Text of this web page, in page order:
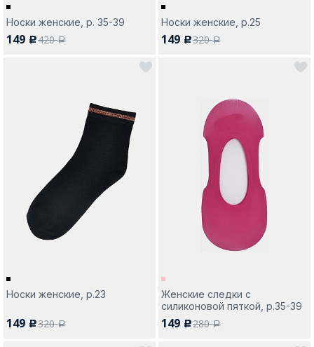
Да, все верно Изменить город
Носки женские, р. 35-39
149 c420a
Носки женские, р.25
149 c320a
Носки женские, р.23
149 c320a
Женские следки с
силиконовой пяткой, р.35-39
149 c280a